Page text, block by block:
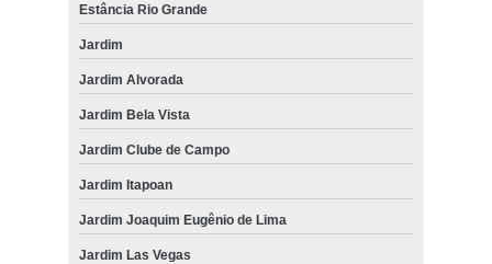
Estância Rio Grande
Jardim
Jardim Alvorada
Jardim Bela Vista
Jardim Clube de Campo
Jardim Itapoan
Jardim Joaquim Eugênio de Lima
Jardim Las Vegas